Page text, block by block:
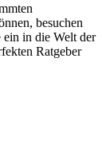
besuchen
ein in die Welt der
Ratgeber